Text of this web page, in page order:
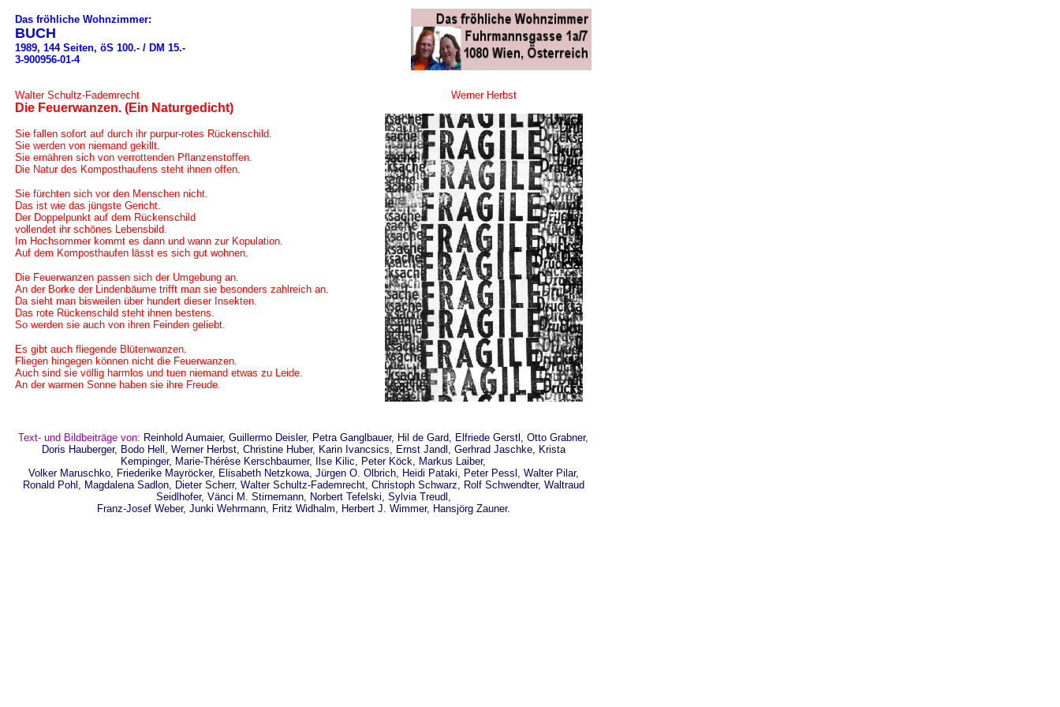
Das fröhliche Wohnzimmer:
BUCH
1989, 144 Seiten, öS 100.- / DM 15.-
3-900956-01-4
Walter Schultz-Fademrecht
Die Feuerwanzen. (Ein Naturgedicht)
Sie fallen sofort auf durch ihr purpur-rotes Rückenschild.
Sie werden von niemand gekillt.
Sie ernähren sich von verrottenden Pflanzenstoffen.
Die Natur des Komposthaufens steht ihnen offen.
Sie fürchten sich vor den Menschen nicht.
Das ist wie das jüngste Gericht.
Der Doppelpunkt auf dem Rückenschild
vollendet ihr schönes Lebensbild.
Im Hochsommer kommt es dann und wann zur Kopulation.
Auf dem Komposthaufen lässt es sich gut wohnen.
Die Feuerwanzen passen sich der Umgebung an.
An der Borke der Lindenbäume trifft man sie besonders zahlreich an.
Da sieht man bisweilen über hundert dieser Insekten.
Das rote Rückenschild steht ihnen bestens.
So werden sie auch von ihren Feinden geliebt.
Es gibt auch fliegende Blütenwanzen.
Fliegen hingegen können nicht die Feuerwanzen.
Auch sind sie völlig harmlos und tuen niemand etwas zu Leide.
An der warmen Sonne haben sie ihre Freude.
Werner Herbst
Text- und Bildbeiträge von: Reinhold Aumaier, Guillermo Deisler, Petra Ganglbauer, Hil de Gard, Elfriede Gerstl, Otto Grabner,
Doris Hauberger, Bodo Hell, Werner Herbst, Christine Huber, Karin Ivancsics, Ernst Jandl, Gerhrad Jaschke, Krista
Kempinger, Marie-Thérèse Kerschbaumer, Ilse Kilic, Peter Köck, Markus Laiber,
Volker Maruschko, Friederike Mayröcker, Elisabeth Netzkowa, Jürgen O. Olbrich, Heidi Pataki, Peter Pessl, Walter Pilar,
Ronald Pohl, Magdalena Sadlon, Dieter Scherr, Walter Schultz-Fademrecht, Christoph Schwarz, Rolf Schwendter, Waltraud
Seidlhofer, Vänci M. Stirnemann, Norbert Tefelski, Sylvia Treudl,
Franz-Josef Weber, Junki Wehrmann, Fritz Widhalm, Herbert J. Wimmer, Hansjörg Zauner.